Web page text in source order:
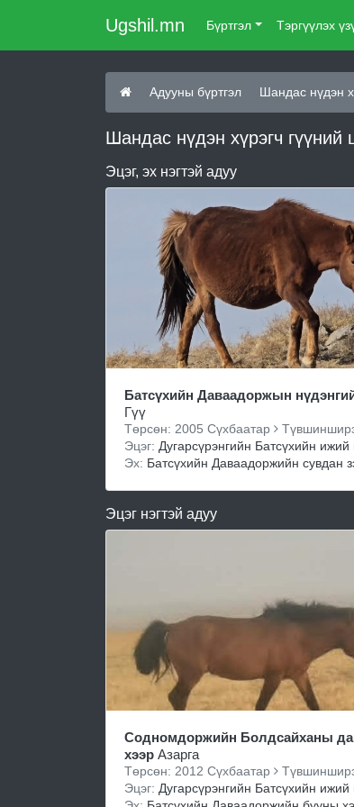
Ugshil.mn Бүртгэл Тэргүүлэх
Адууны бүртгэл Шандас нүдэн
Шандас нүдэн хүрэгч гүүний
Эцэг, эх нэгтэй адуу
Батсүхийн Даваадоржын
Гүү
Төрсөн: 2005 Сүхбаатар
Эцэг: Дугарсүрэнгийн Батсүхийн ижий
Эх: Батсүхийн Даваадоржийн сувдан
Эцэг нэгтэй адуу
Содномдоржийн Болдсайханы
хээр Азарга
Төрсөн: 2012 Сүхбаатар
Эцэг: Дугарсүрэнгийн Батсүхийн ижий